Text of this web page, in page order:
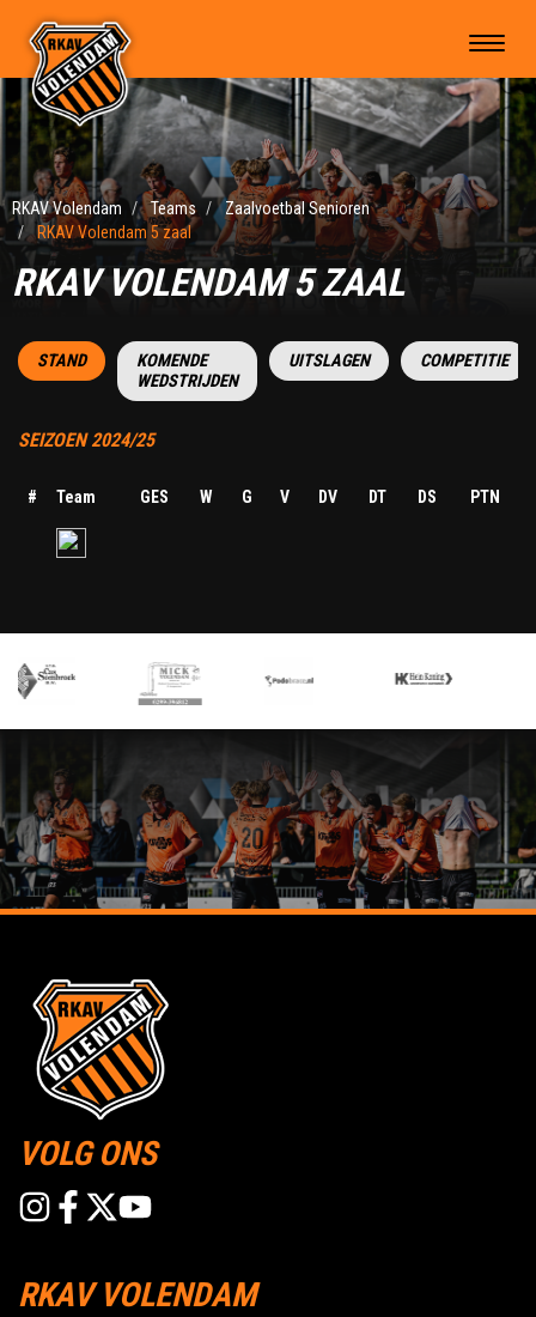
RKAV Volendam Teams
Zaalvoetbal Senioren
RKAV Volendam 5 zaal
RKAV VOLENDAM 5 ZAAL
STAND
KOMENDE
WEDSTRIJDEN
UITSLAGEN COMPETITIE
SEIZOEN 2024/25
# Team GES W G V DV DT DS PTN
VOLG ONS
RKAV VOLENDAM